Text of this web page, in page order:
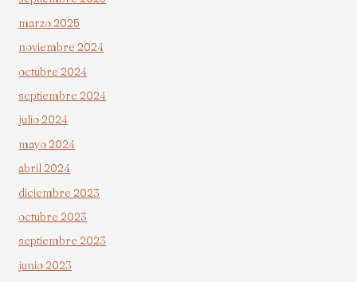
marzo 2025
noviembre 2024
octubre 2024
septiembre 2024
julio 2024
mayo 2024
abril 2024
diciembre 2023
octubre 2023
septiembre 2023
junio 2023